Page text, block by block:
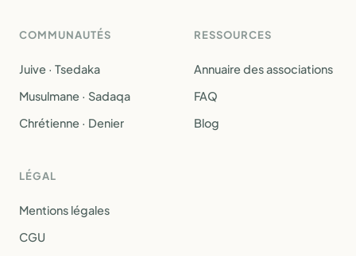
COMMUNAUTÉS
Juive · Tsedaka
Musulmane · Sadaqa
Chrétienne · Denier
RESSOURCES
Annuaire des associations
FAQ
Blog
LÉGAL
Mentions légales
CGU